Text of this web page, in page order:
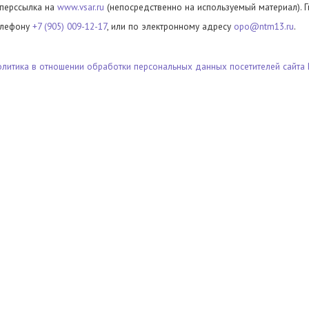
на www.vsar.ru (непосредственно на используемый материал).
+7 (905) 009-12-17, или по электронному адресу opo@ntm13.ru.
в отношении обработки персональных данных посетителей